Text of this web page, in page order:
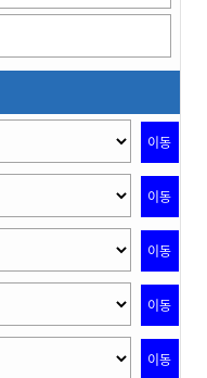
이동
이동
이동
이동
이동